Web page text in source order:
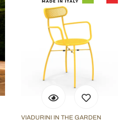
VIADURINI IN THE GARDEN